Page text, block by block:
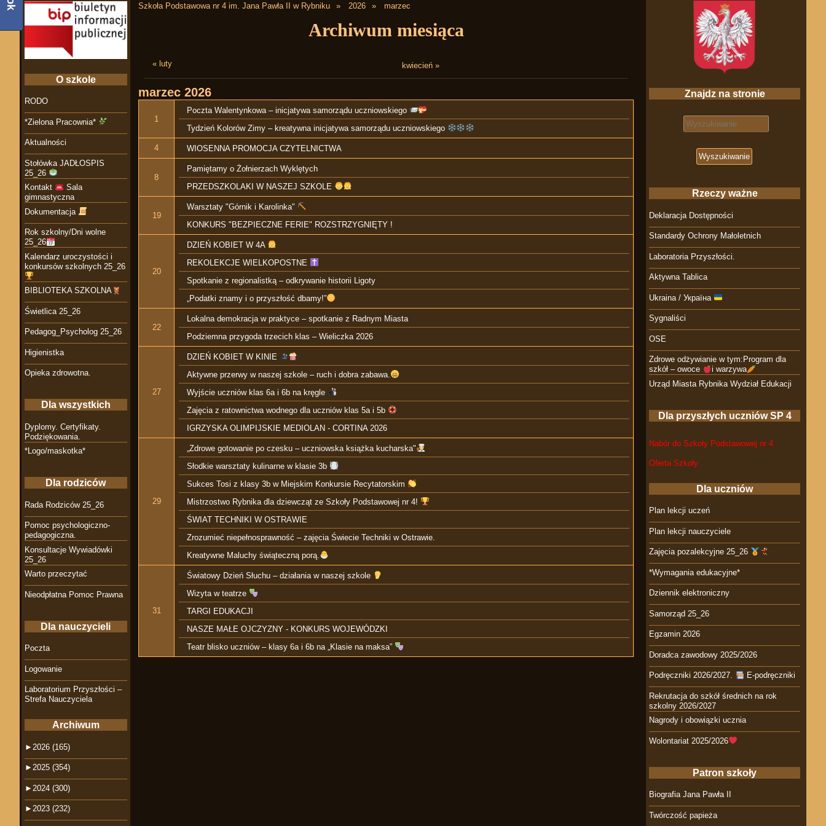
Szkoła Podstawowa nr 4 im. Jana Pawła II w Rybniku 2026 marzec
Archiwum miesiąca
« luty kwiecień »
marzec 2026
1
Poczta Walentynkowa – inicjatywa samorządu uczniowskiego
Tydzień Kolorów Zimy – kreatywna inicjatywa samorządu uczniowskiego
4 WIOSENNA PROMOCJA CZYTELNICTWA
8
Pamiętamy o Żołnierzach Wyklętych
PRZEDSZKOLAKI W NASZEJ SZKOLE
19
Warsztaty "Górnik i Karolinka"
KONKURS "BEZPIECZNE FERIE" ROZSTRZYGNIĘTY !
20
DZIEŃ KOBIET W 4A
REKOLEKCJE WIELKOPOSTNE
Spotkanie z regionalistką – odkrywanie historii Ligoty
„Podatki znamy i o przyszłość dbamy!”
22
Lokalna demokracja w praktyce – spotkanie z Radnym Miasta
Podziemna przygoda trzecich klas – Wieliczka 2026
27
DZIEŃ KOBIET W KINIE
Aktywne przerwy w naszej szkole – ruch i dobra zabawa.
Wyjście uczniów klas 6a i 6b na kręgle
Zajęcia z ratownictwa wodnego dla uczniów klas 5a i 5b
IGRZYSKA OLIMPIJSKIE MEDIOLAN - CORTINA 2026
29
„Zdrowe gotowanie po czesku – uczniowska książka kucharska"
Słodkie warsztaty kulinarne w klasie 3b
Sukces Tosi z klasy 3b w Miejskim Konkursie Recytatorskim
Mistrzostwo Rybnika dla dziewcząt ze Szkoły Podstawowej nr 4!
ŚWIAT TECHNIKI W OSTRAWIE
Zrozumieć niepełnosprawność – zajęcia Świecie Techniki w Ostrawie.
Kreatywne Maluchy świąteczną porą.
31
Światowy Dzień Słuchu – działania w naszej szkole
Wizyta w teatrze
TARGI EDUKACJI
NASZE MAŁE OJCZYZNY - KONKURS WOJEWÓDZKI
Teatr blisko uczniów – klasy 6a i 6b na „Klasie na maksa”
Znajdz na stronie
Search for:
Rzeczy ważne
Deklaracja Dostępności
Standardy Ochrony Małoletnich
Laboratoria Przyszłości.
Aktywna Tablica
Ukraina / Україна
Sygnaliści
OSE
Zdrowe odżywianie w tym:Program dla
szkół – owoce
i warzywa
Urząd Miasta Rybnika Wydział Edukacji
Dla przyszłych uczniów SP 4
Nabór do Szkoły Podstawowej nr 4
Oferta Szkoły
Dla uczniów
Plan lekcji uczeń
Plan lekcji nauczyciele
Zajęcia pozalekcyjne 25_26
*Wymagania edukacyjne*
Dziennik elektroniczny
Samorząd 25_26
Egzamin 2026
Doradca zawodowy 2025/2026
Podręczniki 2026/2027. E-podręczniki
Rekrutacja do szkół średnich na rok
szkolny 2026/2027
Nagrody i obowiązki ucznia
Wolontariat 2025/2026
Patron szkoły
Biografia Jana Pawła II
Twórczość papieża
O szkole
RODO
*Zielona Pracownia*
Aktualności
Stołówka JADŁOSPIS
25_26
Kontakt
Sala
gimnastyczna
Dokumentacja
Rok szkolny/Dni wolne
25_26
Kalendarz uroczystości i
konkursów szkolnych 25_26
BIBLIOTEKA SZKOLNA
Świetlica 25_26
Pedagog_Psycholog 25_26
Higienistka
Opieka zdrowotna.
Dla wszystkich
Dyplomy. Certyfikaty.
Podziękowania.
*Logo/maskotka*
Dla rodziców
Rada Rodziców 25_26
Pomoc psychologiczno-
pedagogiczna.
Konsultacje Wywiadówki
25_26
Warto przeczytać
Nieodpłatna Pomoc Prawna
Dla nauczycieli
Poczta
Logowanie
Laboratorium Przyszłości –
Strefa Nauczyciela
Archiwum
► 2026 (165)
► 2025 (354)
► 2024 (300)
► 2023 (232)